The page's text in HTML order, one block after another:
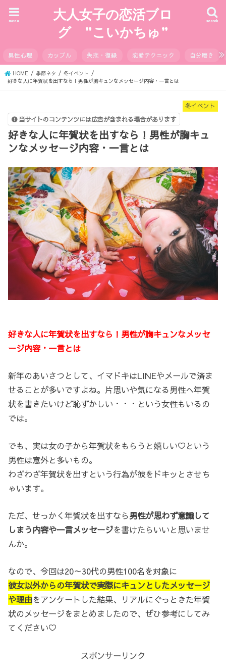
大人女子の恋活ブロ
グ ”こいかちゅ”
search
menu
男性心理 カップル 失恋・復縁 恋愛テクニック 自分磨き
HOME 季節ネタ
冬イベント
好きな人に年賀状を出すなら！男性が胸キュンなメッセージ内容・一言とは
冬イベント
当サイトのコンテンツには広告が含まれる場合があります
好きな人に年賀状を出すなら！男性が胸キュ
ンなメッセージ内容・一言とは
好きな人に年賀状を出すなら！男性が胸キュンなメッセ
ージ内容・一言とは
新年のあいさつとして、イマドキはLINEやメールで済ま
せることが多いですよね。片思いや気になる男性へ年賀
状を書きたいけど恥ずかしい・・・という女性もいるの
では。
でも、実は女の子から年賀状をもらうと嬉しい♡という
男性は意外と多いもの。
わざわざ年賀状を出すという行為が彼をドキッとさせち
ゃいます。
ただ、せっかく年賀状を出すなら男性が思わず意識して
しまう内容や一言メッセージを書けたらいいと思いませ
んか。
なので、今回は20～30代の男性100名を対象に
彼女以外からの年賀状で実際にキュンとしたメッセージ
や理由をアンケートした結果、リアルにぐっときた年賀
状のメッセージをまとめましたので、ぜひ参考にしてみ
てください♡
スポンサーリンク